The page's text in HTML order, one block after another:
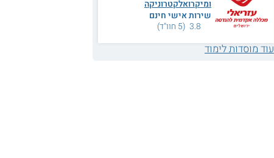
ומיקרואלקטרוניקה
שירות אישי חינם
3.8 (5 חוו"ד)
עוד מוסדות לימוד